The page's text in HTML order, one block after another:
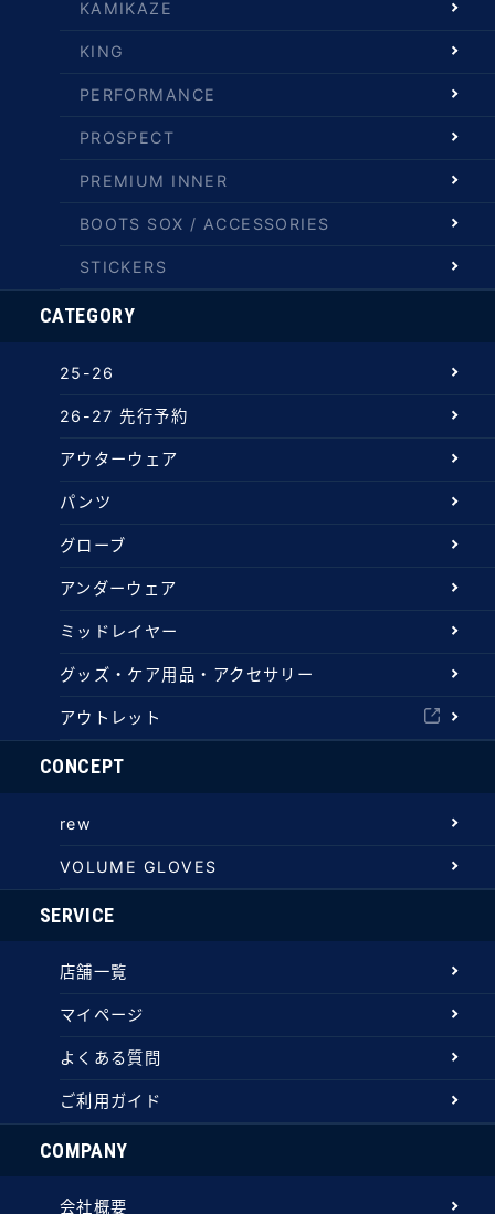
KAMIKAZE
KING
PERFORMANCE
PROSPECT
PREMIUM INNER
BOOTS SOX / ACCESSORIES
STICKERS
CATEGORY
25-26
26-27 先行予約
アウターウェア
パンツ
グローブ
アンダーウェア
ミッドレイヤー
グッズ・ケア用品・アクセサリー
アウトレット
CONCEPT
rew
VOLUME GLOVES
SERVICE
店舗一覧
マイページ
よくある質問
ご利用ガイド
COMPANY
会社概要